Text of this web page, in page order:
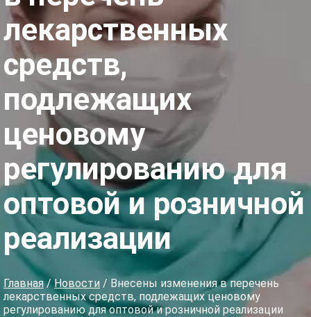
лекарственных
средств,
подлежащих
ценовому
регулированию для
оптовой и розничной
реализации
Главная/Новости / Внесены изменения в перечень
лекарственных средств, подлежащих ценовому
регулированию для оптовой и розничной реализации